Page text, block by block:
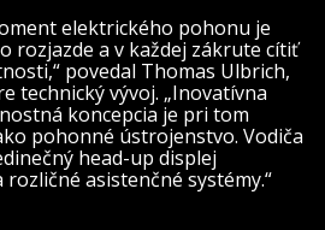
elektrického pohonu je
rozjazde a v každej zákrute cítiť
povedal Thomas Ulbrich,
technický vývoj. „Inovatívna
koncepcia je pri tom
pohonné ústrojenstvo. Vodiča
head-up displej
asistenčné systémy.“